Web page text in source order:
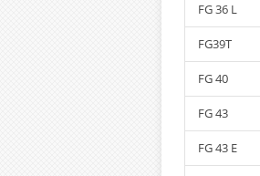
FG 36 L
FG39T
FG 40
FG 43
FG 43 E